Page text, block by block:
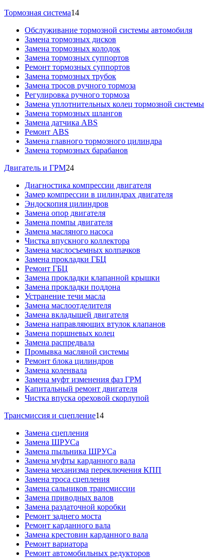
Тормозная система14
Обслуживание тормозной системы автомобиля
Замена тормозных дисков
Замена тормозных колодок
Замена тормозных суппортов
Ремонт тормозных суппортов
Замена тормозных трубок
Замена тросов ручного тормоза
Регулировка ручного тормоза
Замена уплотнительных колец тормозной системы
Замена тормозных шлангов
Замена датчика ABS
Ремонт ABS
Замена главного тормозного цилиндра
Замена тормозных барабанов
Двигатель и ГРМ24
Диагностика компрессии двигателя
Замер компрессии в цилиндрах двигателя
Эндоскопия цилиндров
Замена опор двигателя
Замена помпы двигателя
Замена масляного насоса
Чистка впускного коллектора
Замена маслосъемных колпачков
Замена прокладки ГБЦ
Ремонт ГБЦ
Замена прокладки клапанной крышки
Замена прокладки поддона
Устранение течи масла
Замена маслоотделителя
Замена вкладышей двигателя
Замена направляющих втулок клапанов
Замена поршневых колец
Замена распредвала
Промывка масляной системы
Ремонт блока цилиндров
Замена коленвала
Замена муфт изменения фаз ГРМ
Капитальный ремонт двигателя
Чистка впуска ореховой скорлупой
Трансмиссия и сцепление14
Замена сцепления
Замена ШРУСа
Замена пыльника ШРУСа
Замена муфты карданного вала
Замена механизма переключения КПП
Замена троса сцепления
Замена сальников трансмиссии
Замена приводных валов
Замена раздаточной коробки
Ремонт заднего моста
Ремонт карданного вала
Замена крестовин карданного вала
Ремонт вариатора
Ремонт автомобильных редукторов